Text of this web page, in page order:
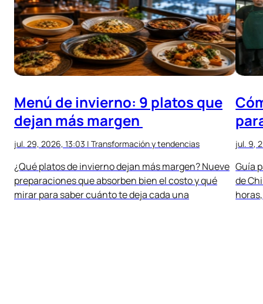
Menú de invierno: 9 platos que
dejan más margen
jul. 29, 2026, 13:03 | Transformación y tendencias
¿Qué platos de invierno dejan más margen? Nueve
preparaciones que absorben bien el costo y qué
mirar para saber cuánto te deja cada una
jul. 9,
Guía
de